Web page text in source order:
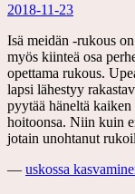
2018-11-23
Isä meidän -rukous
myös kiinteä osa
opettama rukous.
lapsi lähestyy
pyytää häneltä
hoitoonsa. Niin kuin
jotain unohtanut
— uskossa